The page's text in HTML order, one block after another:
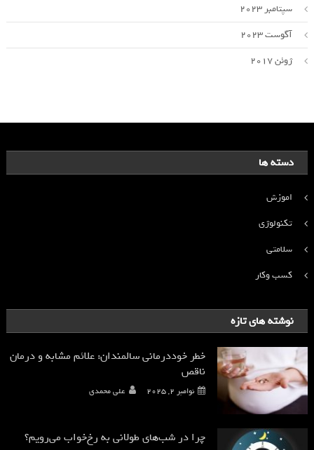
سپتامبر 2023
آگوست 2023
ژوئن 2017
دسته ها
اموزش
تکنولوژی
سلامتی
کسب وکار
نوشته های تازه
خطر خوددرمانی سالمندان: علائم مشابه و درمان
ناقص
نوامبر 2, 2025 علی محمدی
چرا در شب‌های طولانی به رخ‌خواب می‌رویم؟